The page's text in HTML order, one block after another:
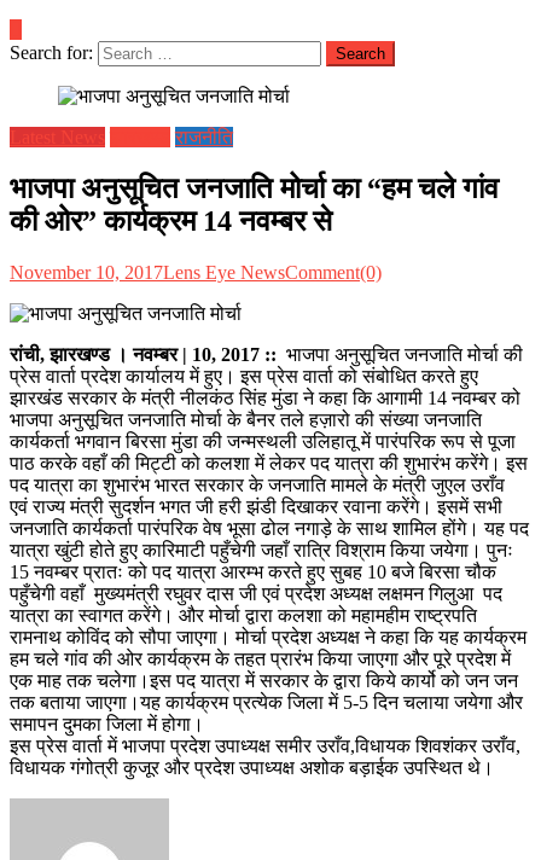
Search for:
Latest News राजनीति
भाजपा अनुसूचित जनजाति मोर्चा का “हम चले गांव
की ओर” कार्यक्रम 14 नवम्बर से
November 10, 2017Lens Eye NewsComment(0)
रांची, झारखण्ड । नवम्बर | 10, 2017 :: भाजपा अनुसूचित जनजाति मोर्चा की
प्रेस वार्ता प्रदेश कार्यालय में हुए। इस प्रेस वार्ता को संबोधित करते हुए
झारखंड सरकार के मंत्री नीलकंठ सिंह मुंडा ने कहा कि आगामी 14 नवम्बर को
भाजपा अनुसूचित जनजाति मोर्चा के बैनर तले हज़ारो की संख्या जनजाति
कार्यकर्ता भगवान बिरसा मुंडा की जन्मस्थली उलिहातू में पारंपरिक रूप से पूजा
पाठ करके वहाँ की मिट्टी को कलशा में लेकर पद यात्रा की शुभारंभ करेंगे। इस
पद यात्रा का शुभारंभ भारत सरकार के जनजाति मामले के मंत्री जुएल उराँव
एवं राज्य मंत्री सुदर्शन भगत जी हरी झंडी दिखाकर रवाना करेंगे। इसमें सभी
जनजाति कार्यकर्ता पारंपरिक वेष भूसा ढोल नगाड़े के साथ शामिल होंगे। यह पद
यात्रा खुंटी होते हुए कारिमाटी पहुँचेगी जहाँ रात्रि विश्राम किया जयेगा। पुनः
15 नवम्बर प्रातः को पद यात्रा आरम्भ करते हुए सुबह 10 बजे बिरसा चौक
पहुँचेगी वहाँ मुख्यमंत्री रघुवर दास जी एवं प्रदेश अध्यक्ष लक्षमन गिलुआ पद
यात्रा का स्वागत करेंगे। और मोर्चा द्वारा कलशा को महामहीम राष्ट्रपति
रामनाथ कोविंद को सौपा जाएगा। मोर्चा प्रदेश अध्यक्ष ने कहा कि यह कार्यक्रम
हम चले गांव की ओर कार्यक्रम के तहत प्रारंभ किया जाएगा और पूरे प्रदेश में
एक माह तक चलेगा।इस पद यात्रा में सरकार के द्वारा किये कार्यो को जन जन
तक बताया जाएगा।यह कार्यक्रम प्रत्येक जिला में 5-5 दिन चलाया जयेगा और
समापन दुमका जिला में होगा।
इस प्रेस वार्ता में भाजपा प्रदेश उपाध्यक्ष समीर उराँव,विधायक शिवशंकर उराँव,
विधायक गंगोत्री कुजूर और प्रदेश उपाध्यक्ष अशोक बड़ाईक उपस्थित थे।